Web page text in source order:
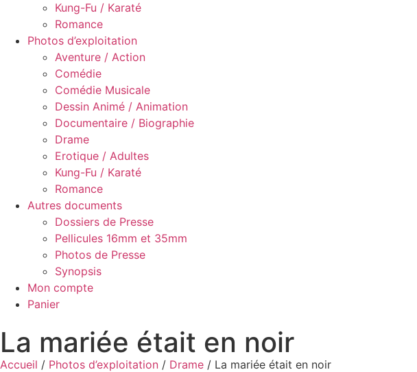
Kung-Fu / Karaté
Romance
Photos d’exploitation
Aventure / Action
Comédie
Comédie Musicale
Dessin Animé / Animation
Documentaire / Biographie
Drame
Erotique / Adultes
Kung-Fu / Karaté
Romance
Autres documents
Dossiers de Presse
Pellicules 16mm et 35mm
Photos de Presse
Synopsis
Mon compte
Panier
La mariée était en noir
Accueil / Photos d’exploitation / Drame / La mariée était en noir